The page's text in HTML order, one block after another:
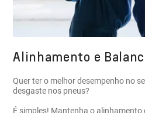
Alinhamento e
Quer ter o melhor desempenho no
desgaste nos pneus?
É simples! Mantenha o